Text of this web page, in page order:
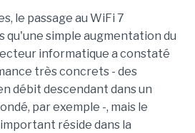
le passage au WiFi 7
qu'une simple augmentation du
informatique a constaté
très concrets - des
débit descendant dans un
par exemple -, mais le
réside dans la